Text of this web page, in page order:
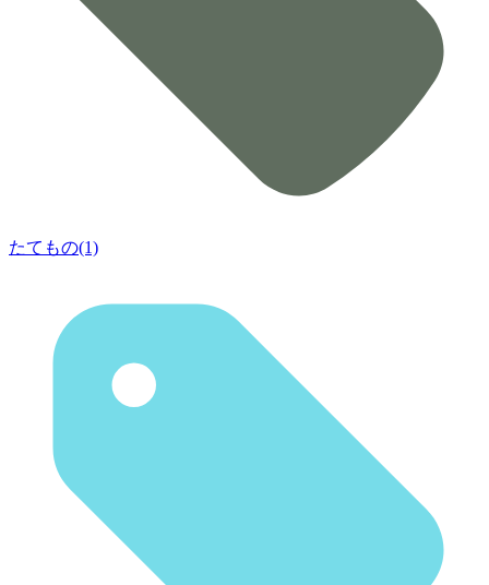
たてもの(1)